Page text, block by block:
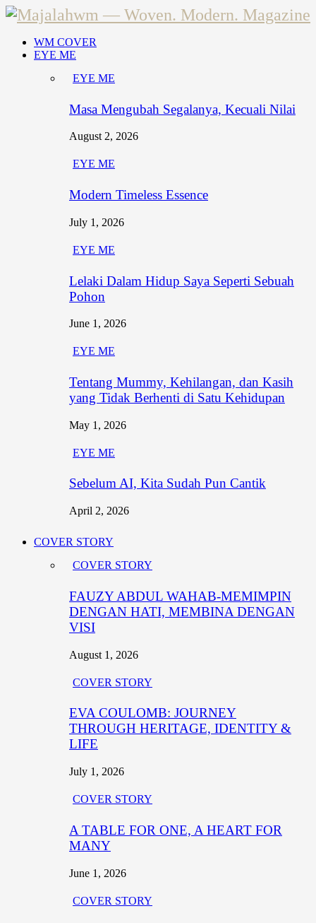
WM COVER
EYE ME
EYE ME
Masa Mengubah Segalanya, Kecuali Nilai
August 2, 2026
EYE ME
Modern Timeless Essence
July 1, 2026
EYE ME
Lelaki Dalam Hidup Saya Seperti Sebuah
Pohon
June 1, 2026
EYE ME
Tentang Mummy, Kehilangan, dan Kasih
yang Tidak Berhenti di Satu Kehidupan
May 1, 2026
EYE ME
Sebelum AI, Kita Sudah Pun Cantik
April 2, 2026
COVER STORY
COVER STORY
FAUZY ABDUL WAHAB-MEMIMPIN
DENGAN HATI, MEMBINA DENGAN
VISI
August 1, 2026
COVER STORY
EVA COULOMB: JOURNEY
THROUGH HERITAGE, IDENTITY &
LIFE
July 1, 2026
COVER STORY
A TABLE FOR ONE, A HEART FOR
MANY
June 1, 2026
COVER STORY